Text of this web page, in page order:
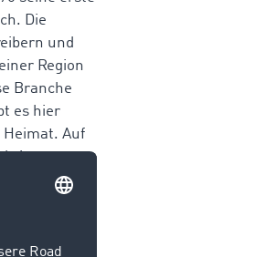
Die
und
Region
Branche
es hier
Heimat. Auf
.